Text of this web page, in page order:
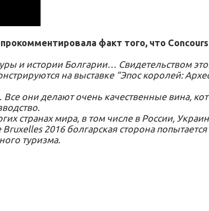
факт того, что
и истории Болгарии… Свидетельством
на выставке “Эпос королей:
они делают очень качественные вина,
странах мира, в том числе в России,
2016 болгарская сторона
туризма.